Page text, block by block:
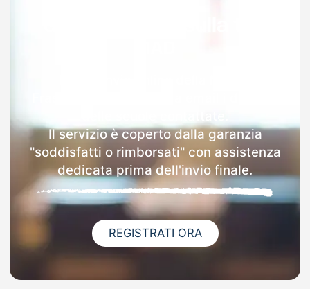
Il servizio è coperto dalla garanzia
"soddisfatti o rimborsati" con assistenza
dedicata prima dell'invio finale.
REGISTRATI ORA